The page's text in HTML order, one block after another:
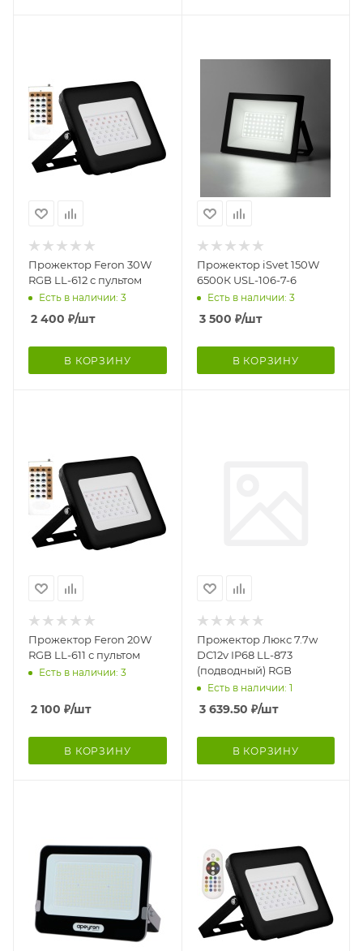
Прожектор Feron 30W
RGB LL-612 с пультом
Есть в наличии: 3
2 400 ₽/шт
В КОРЗИНУ
Прожектор iSvet 150W
6500К USL-106-7-6
Есть в наличии: 3
3 500 ₽/шт
В КОРЗИНУ
Прожектор Feron 20W
RGB LL-611 с пультом
Есть в наличии: 3
2 100 ₽/шт
В КОРЗИНУ
Прожектор Люкс 7.7w
DC12v IP68 LL-873
(подводный) RGB
Есть в наличии: 1
3 639.50 ₽/шт
В КОРЗИНУ